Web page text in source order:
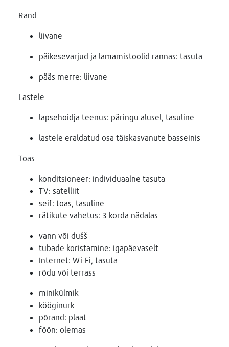
Rand
liivane
päikesevarjud ja lamamistoolid rannas: tasuta
pääs merre: liivane
Lastele
lapsehoidja teenus: päringu alusel, tasuline
lastele eraldatud osa täiskasvanute basseinis
Toas
konditsioneer: individuaalne tasuta
TV: satelliit
seif: toas, tasuline
rätikute vahetus: 3 korda nädalas
vann või dušš
tubade koristamine: igapäevaselt
Internet: Wi-Fi, tasuta
rõdu või terrass
minikülmik
kööginurk
põrand: plaat
föön: olemas